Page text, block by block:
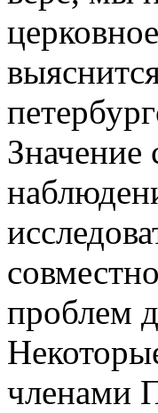
Значение
проблем
членами